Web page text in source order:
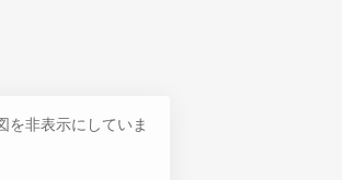
を非表示にしていま